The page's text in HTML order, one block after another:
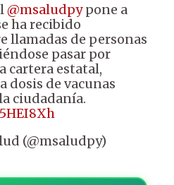
@msaludpypone a
ha recibido
llamadas de personas
pasar por
cartera estatal,
dosis de vacunas
ciudadanía.
(@msaludpy)